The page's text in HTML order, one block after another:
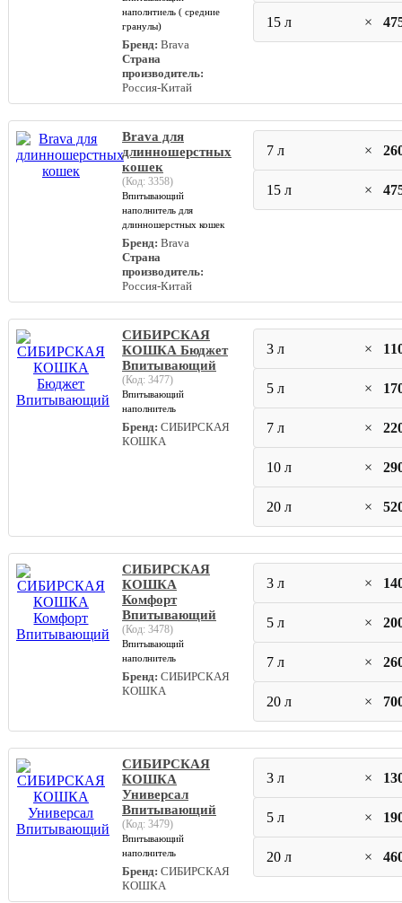
наполнтиель ( средние
гранулы)
Бренд: Brava
Страна
производитель:
Россия-Китай
15 л ×
Brava для
длинношерстных
кошек
(Код: 3358)
Впитывающий
наполнитель для
длинношерстных кошек
Бренд: Brava
Страна
производитель:
Россия-Китай
7 л ×
15 л ×
СИБИРСКАЯ
КОШКА Бюджет
Впитывающий
(Код: 3477)
Впитывающий
наполнитель
Бренд: СИБИРСКАЯ
КОШКА
3 л ×
5 л ×
7 л ×
10 л ×
20 л ×
СИБИРСКАЯ
КОШКА
Комфорт
Впитывающий
(Код: 3478)
Впитывающий
наполнитель
Бренд: СИБИРСКАЯ
КОШКА
3 л ×
5 л ×
7 л ×
20 л ×
СИБИРСКАЯ
КОШКА
Универсал
Впитывающий
(Код: 3479)
Впитывающий
наполнитель
Бренд: СИБИРСКАЯ
КОШКА
3 л ×
5 л ×
20 л ×